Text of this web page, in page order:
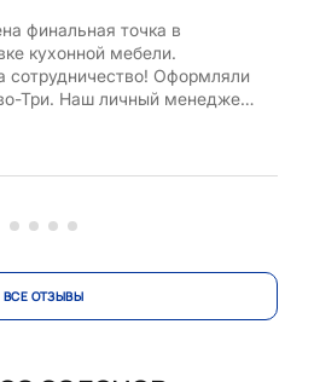
финальная точка в
кухонной мебели.
сотрудничество! Оформляли
Три. Наш личный менеджер
из маленькой площади
ВСЕ ОТЗЫВЫ